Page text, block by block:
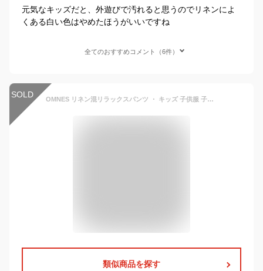
元気なキッズだと、外遊びで汚れると思うのでリネンによ
くある白い色はやめたほうがいいですね
全てのおすすめコメント（6件）
SOLD OMNES リネン混リラックスパンツ ・ キッズ 子供服 子ども服 男の子 女の子 ボーイズ ガールズ ジュニア ズボン パンツ 長ズボン ボトムス カジュアル アメカジ アウトドア キャンプ 麻 夏 涼しい 保育園 幼稚園 小学生 100 110 120 130 140
類似商品を探す